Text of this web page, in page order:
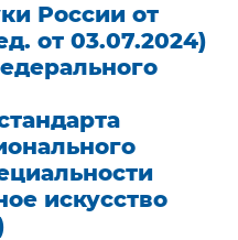
России от
от 03.07.2024)
искусство